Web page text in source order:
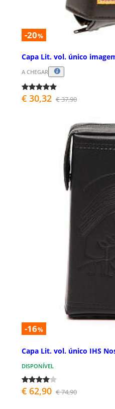
-20%
Capa Lit. vol. único
A CHEGAR
€ 30,32 € 37,90
-16%
Capa Lit. vol. único IHS
DISPONÍVEL
€ 62,90 € 74,90